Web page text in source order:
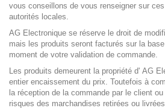
vous conseillons de vous renseigner sur
autorités locales.
AG Electronique se réserve le droit de
mais les produits seront facturés sur la
moment de votre validation de commande.
Les produits demeurent la propriété d' AG
entier encaissement du prix. Toutefois à
la réception de la commande par le client
risques des marchandises retirées ou